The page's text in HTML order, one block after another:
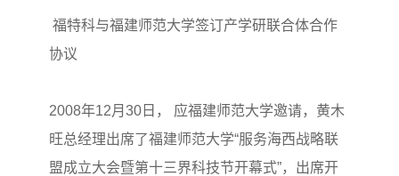
福特科与福建师范大学签订产学研联合体合作
协议
2008年12月30日， 应福建师范大学邀请，黄木
旺总经理出席了福建师范大学“服务海西战略联
盟成立大会暨第十三界科技节开幕式”，出席开